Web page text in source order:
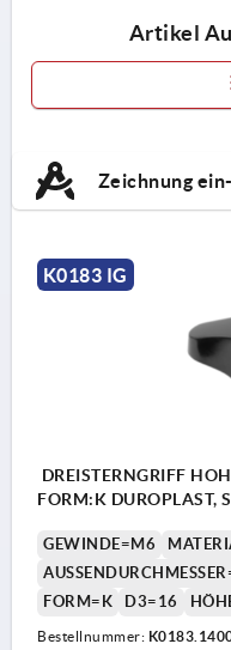
Artikel
Zeichnung
K0183 IG
DREISTERNGRIFF
FORM:K DUROPLAST,
GEWINDE=M6
FORM=K
D3=16
Bestellnummer: